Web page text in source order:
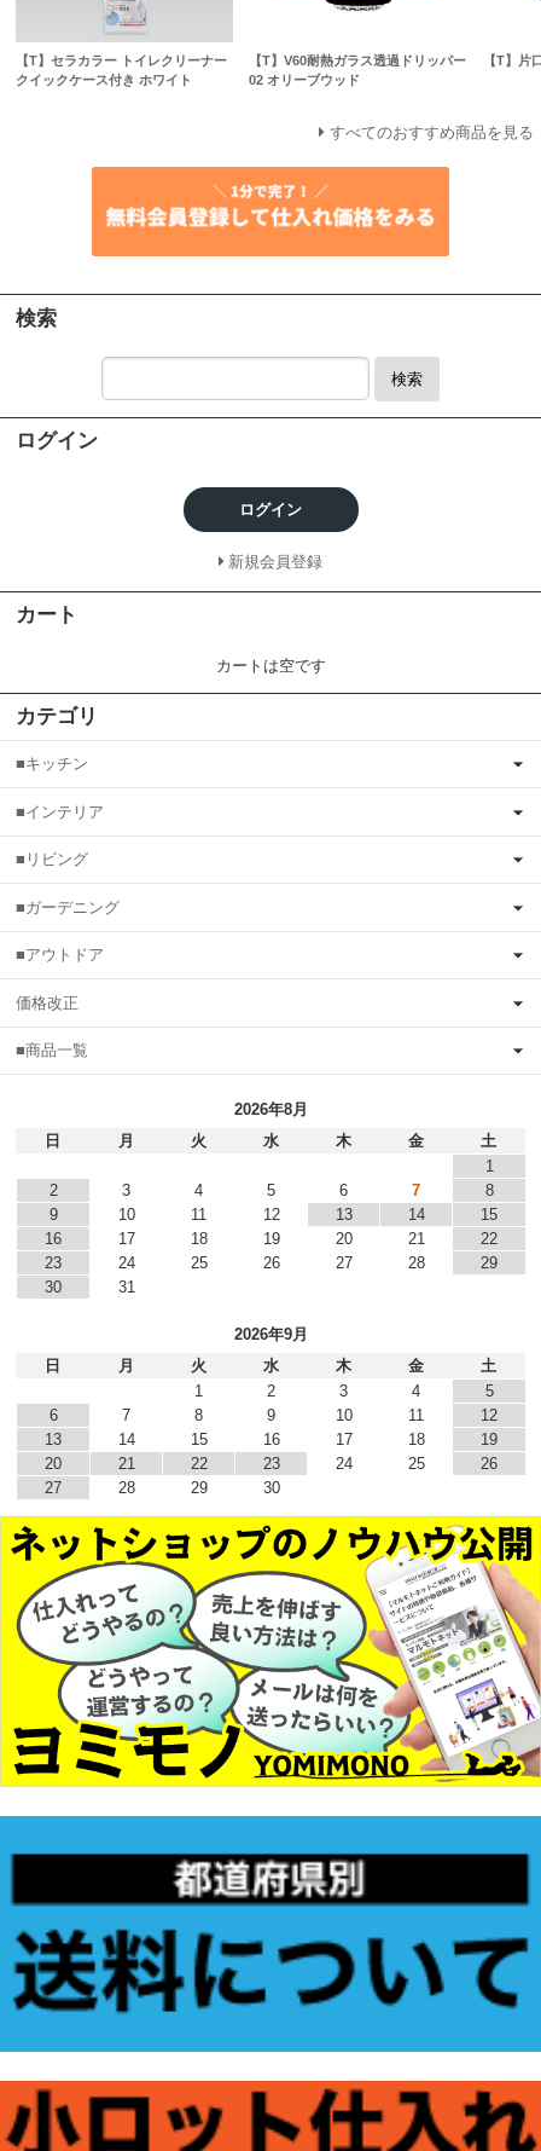
【T】セラカラー トイレクリーナー
クイックケース付き ホワイト
【T】V60耐熱ガラス透過ドリッパー
02 オリーブウッド
【T】片
すべてのおすすめ商品を見る
検索
検索
ログイン
ログイン
新規会員登録
カート
カートは空です
カテゴリ
■キッチン
■インテリア
■リビング
■ガーデニング
■アウトドア
価格改正
■商品一覧
2026年8月
日
月 火 水 木 金
土
1
2
3 4 5 6 7
8
9
10 11 12 13 14
15
16
17 18 19 20 21
22
23
24 25 26 27 28
29
30
31
2026年9月
日
月 火 水 木 金
土
1
2 3 4
5
6
7 8 9 10 11
12
13
14 15 16 17 18
19
20
21 22 23 24 25
26
27
28 29 30